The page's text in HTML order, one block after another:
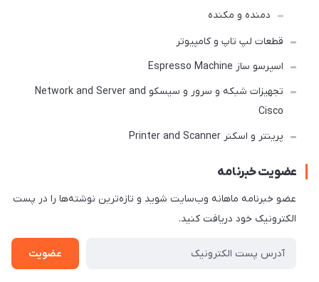
دمنده و مکنده
قطعات لپ تاپ و کامپیوتر
اسپرسو ساز Espresso Machine
تجهیزات شبکه و سرور و سیسکو Network and Server and
Cisco
پرینتر و اسکنر Printer and Scanner
عضویت خبرنامه
عضو خبرنامه ماهانه وب‌سایت شوید و تازه‌ترین نوشته‌ها را در پست
الکترونیک خود دریافت کنید.
عضویت